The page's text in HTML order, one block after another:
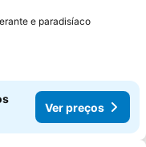
e paradisíaco
Ver preços